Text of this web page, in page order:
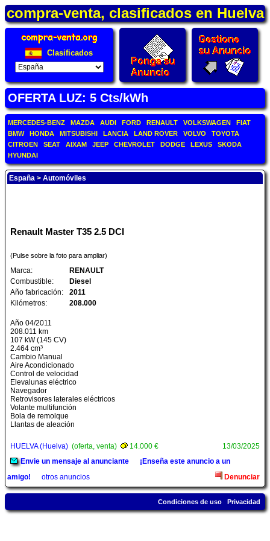
compra-venta, clasificados en Huelva
Clasificados
OFERTA LUZ: 5 Cts/kWh
MERCEDES-BENZ MAZDA AUDI FORD RENAULT VOLKSWAGEN
FIAT
BMW
HONDA MITSUBISHI LANCIA LAND ROVER VOLVO
TOYOTA
CITROEN
SEAT AIXAM JEEP CHEVROLET DODGE LEXUS
SKODA
HYUNDAI
España > Automóviles
Renault Master T35 2.5 DCI
(Pulse sobre la foto para ampliar)
Marca:
RENAULT
Combustible:
Diesel
Año fabricación:
2011
Kilómetros:
208.000
Año 04/2011
208.011 km
107 kW (145 CV)
2.464 cm³
Cambio Manual
Aire Acondicionado
Control de velocidad
Elevalunas eléctrico
Navegador
Retrovisores laterales eléctricos
Volante multifunción
Bola de remolque
Llantas de aleación
HUELVA (Huelva) (oferta, venta) 14.000 €
13/03/2025
Envie un mensaje al anunciante
¡Enseña este anuncio a un
amigo!
otros anuncios Denunciar
Condiciones de uso Privacidad